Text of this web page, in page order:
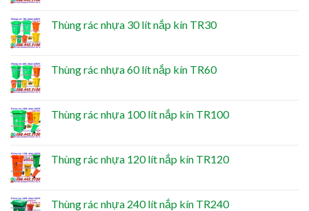
Thùng rác nhựa 30 lít nắp kín TR30
Thùng rác nhựa 60 lít nắp kín TR60
Thùng rác nhựa 100 lít nắp kín TR100
Thùng rác nhựa 120 lít nắp kín TR120
Thùng rác nhựa 240 lít nắp kín TR240